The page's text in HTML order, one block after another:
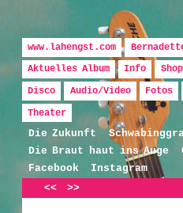
Bernadette
Hauptmenü
Zum Inhalt wechseln
Zum sekundären Inhalt
www.lahengst.com
Aktuelles Album
Info
Shop
Disco
Audio/Video Fotos
Theater
Die Zukunft
Die Braut haut ins Auge
Facebook
Instagram
Artikelnavigation
<< >>